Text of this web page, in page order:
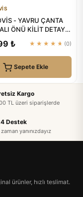
- YAVRU ÇANTA
ÖNÜ KİLİT DETAYLI
₺ ★★★★★ (0)
Sepete Ekle
Kargo
TL üzeri siparişlerde
Destek
yanınızdayız
ürünler, hızlı teslimat.